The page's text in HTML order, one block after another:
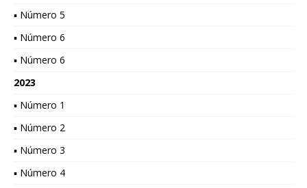
▪ Número 5
▪ Número 6
▪ Número 6
2023
▪ Número 1
▪ Número 2
▪ Número 3
▪ Número 4